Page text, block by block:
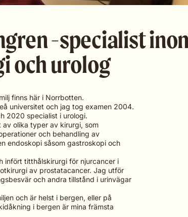
-specialist
och urolog
finns här i Norrbotten.
universitet och jag tog examen 2004.
2020 specialist i urologi.
olika typer av kirurgi, som
och behandling av
endoskopi såsom gastroskopi och
infört titthålskirurgi för njurcancer i
av prostatacancer. Jag utför
och andra tillstånd i urinvägar
och är helst i bergen, eller på
i bergen är mina främsta